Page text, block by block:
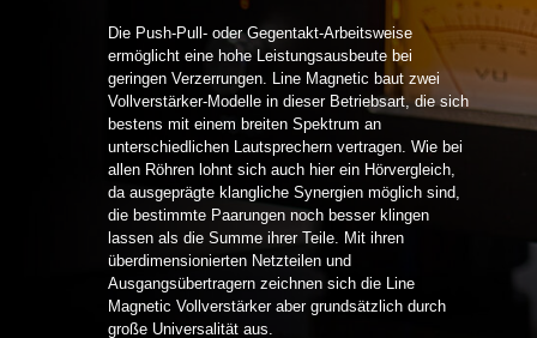
Die Push-Pull- oder Gegentakt-Arbeitsweise
ermöglicht eine hohe Leistungsausbeute bei
geringen Verzerrungen. Line Magnetic baut zwei
Vollverstärker-Modelle in dieser Betriebsart, die sich
bestens mit einem breiten Spektrum an
unterschiedlichen Lautsprechern vertragen. Wie bei
allen Röhren lohnt sich auch hier ein Hörvergleich,
da ausgeprägte klangliche Synergien möglich sind,
die bestimmte Paarungen noch besser klingen
lassen als die Summe ihrer Teile. Mit ihren
überdimensionierten Netzteilen und
Ausgangsübertragern zeichnen sich die Line
Magnetic Vollverstärker aber grundsätzlich durch
große Universalität aus.